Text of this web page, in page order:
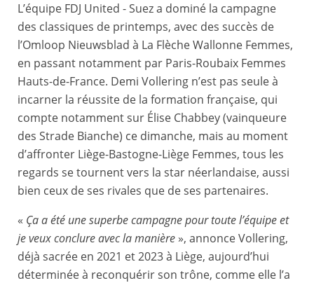
L’équipe FDJ United - Suez a dominé la campagne
des classiques de printemps, avec des succès de
l’Omloop Nieuwsblad à La Flèche Wallonne Femmes,
en passant notamment par Paris-Roubaix Femmes
Hauts-de-France. Demi Vollering n’est pas seule à
incarner la réussite de la formation française, qui
compte notamment sur Élise Chabbey (vainqueure
des Strade Bianche) ce dimanche, mais au moment
d’affronter Liège-Bastogne-Liège Femmes, tous les
regards se tournent vers la star néerlandaise, aussi
bien ceux de ses rivales que de ses partenaires.
« Ça a été une superbe campagne pour toute l’équipe et
je veux conclure avec la manière », annonce Vollering,
déjà sacrée en 2021 et 2023 à Liège, aujourd’hui
déterminée à reconquérir son trône, comme elle l’a